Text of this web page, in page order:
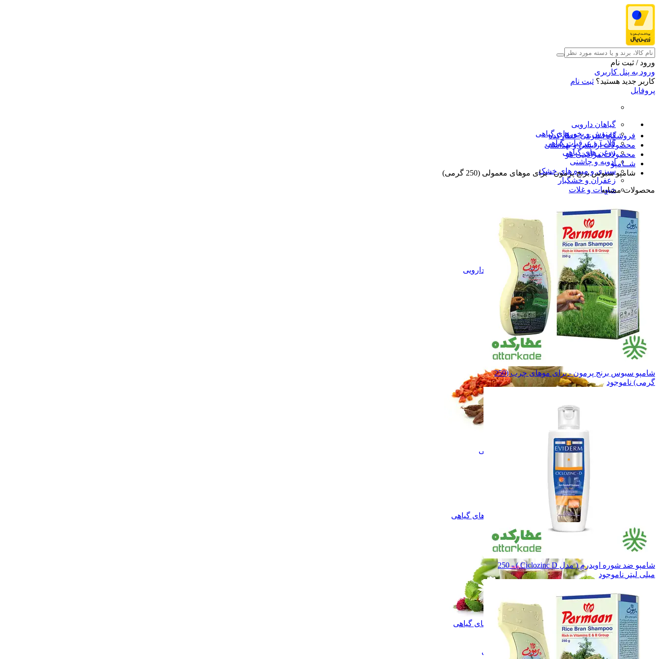
ورود / ثبت نام
ورود به پنل کاربری
کاربر جدید هستید؟ ثبت نام
پروفایل
گیاهان دارویی
دمنوش و بخورهای گیاهی
گلاب و عرقیات گیاهی
روغن های گیاهی
ادویه و چاشنی
سبزی و میوه های خشک
زعفران و خشکبار
حبوبات و غلات
محصولات آرایشی و بهداشتی
شگفت انگیزها
گل های دارویی
گل های دارویی
برگ های دارویی برگ های دارویی
دانه و بذرهای دارویی دانه و بذرهای دارویی
ریشه های دارویی ریشه های دارویی
صمغ های دارویی صمغ های دارویی
میوه های دارویی میوه های دارویی
همه دسته بندی های گیاهان دارویی
گیاهان دارویی گیاهان دارویی
چای و قهوه گیاهی
چای و قهوه گیاهی
فلــه ای
فلــه ای
بسته بندی بسته بندی
دمنوش گیاهی
فلــه ای فلــه ای
بسته بندی بسته بندی
بخور گیاهی بخور گیاهی
همه دسته بندی های دمنوش و بخورهای گیاهی
دمنوش و بخورهای گیاهی
دمنوش و بخورهای گیاهی
گلاب گلاب
عرقیات گیاهی
عرقیات گیاهی
شربت های گیاهی شربت های گیاهی
فروشگاه اینترنتی عطارکده
محصولات آرایشی و بهداشتی
محصولات مراقبتی مو
شــامپو
شامپو سبوس برنج پرمون - برای موهای معمولی (250 گرمی)
محصولات مشابه
شامپو سبوس برنج پرمون - برای موهای چرب (250
گرمی) ناموجود
شامپو ضد شوره اویدرم ( مدل Ciclozinc D ) - 250
میلی لیتر ناموجود